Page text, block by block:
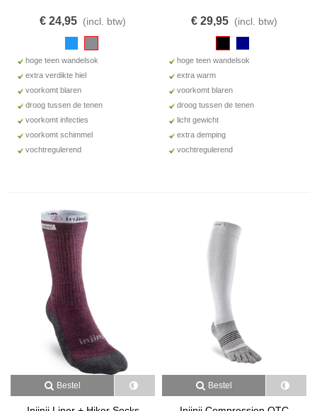
€ 24,95 (incl. btw)
hoge teen wandelsok
extra verdikte hiel
voorkomt blaren
droog tussen de tenen
voorkomt infecties
voorkomt schimmel
vochtregulerend
€ 29,95 (incl. btw)
hoge teen wandelsok
extra warm
voorkomt blaren
droog tussen de tenen
licht gewicht
extra demping
vochtregulerend
Bestel Bestel